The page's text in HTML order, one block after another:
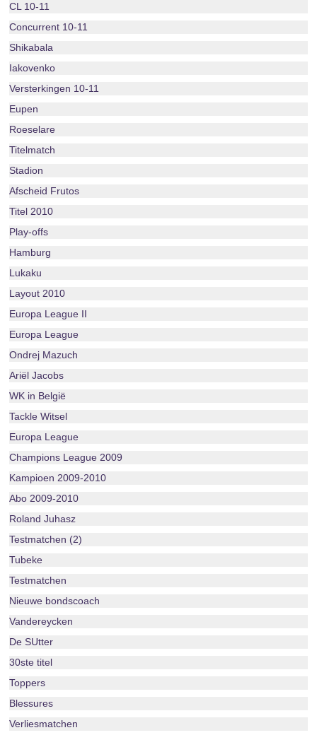
CL 10-11
Concurrent 10-11
Shikabala
Iakovenko
Versterkingen 10-11
Eupen
Roeselare
Titelmatch
Stadion
Afscheid Frutos
Titel 2010
Play-offs
Hamburg
Lukaku
Layout 2010
Europa League II
Europa League
Ondrej Mazuch
Ariël Jacobs
WK in België
Tackle Witsel
Europa League
Champions League 2009
Kampioen 2009-2010
Abo 2009-2010
Roland Juhasz
Testmatchen (2)
Tubeke
Testmatchen
Nieuwe bondscoach
Vandereycken
De SUtter
30ste titel
Toppers
Blessures
Verliesmatchen